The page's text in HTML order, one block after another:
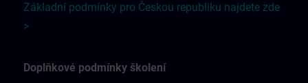
Základní podmínky pro Českou republiku najdete zde
>
Doplňkové podmínky školení